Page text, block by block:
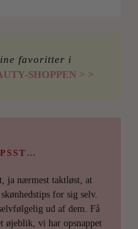
favoritter i
SHOPPEN > >
PSST…
ja nærmest taktløst, at
for sig selv.
ud af dem. Få
øjeblik, vi har opsnappet